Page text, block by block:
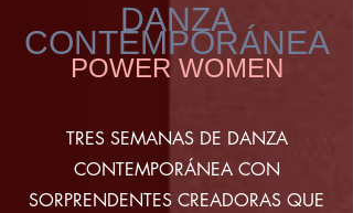
DANZA
CONTEMPORÁNEA
POWER WOMEN
TRES SEMANAS DE DANZA
CONTEMPORÁNEA CON
SORPRENDENTES CREADORAS QUE